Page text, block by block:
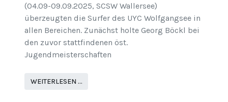
(04.09-09.09.2025, SCSW Wallersee)
überzeugten die Surfer des UYC Wolfgangsee in
allen Bereichen. Zunächst holte Georg Böckl bei
den zuvor stattfindenen öst.
Jugendmeisterschaften
WEITERLESEN …